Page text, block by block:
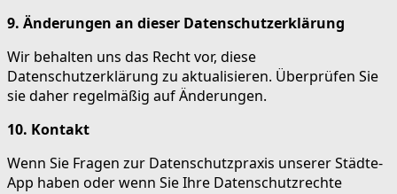
9. Änderungen an dieser Datenschutzerklärung
Wir behalten uns das Recht vor, diese
Datenschutzerklärung zu aktualisieren. Überprüfen Sie
sie daher regelmäßig auf Änderungen.
10. Kontakt
Wenn Sie Fragen zur Datenschutzpraxis unserer Städte-
App haben oder wenn Sie Ihre Datenschutzrechte